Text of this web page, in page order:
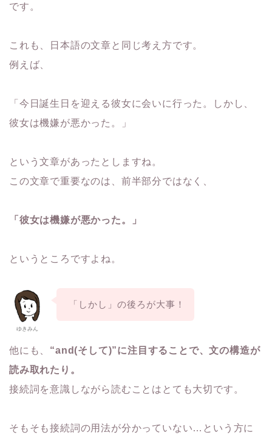
です。
これも、日本語の文章と同じ考え方です。
例えば、
「今日誕生日を迎える彼女に会いに行った。しかし、
彼女は機嫌が悪かった。」
という文章があったとしますね。
この文章で重要なのは、前半部分ではなく、
「彼女は機嫌が悪かった。」
というところですよね。
ゆきみん
「しかし」の後ろが大事！
他にも、 “and(そして)”に注目することで、文の構造が
読み取れたり。
接続詞を意識しながら読むことはとても大切です。
そもそも接続詞の用法が分かっていない…という方に